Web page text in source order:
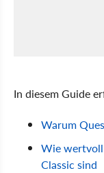
In diesem Guide
Warum
Wie
Classic sind